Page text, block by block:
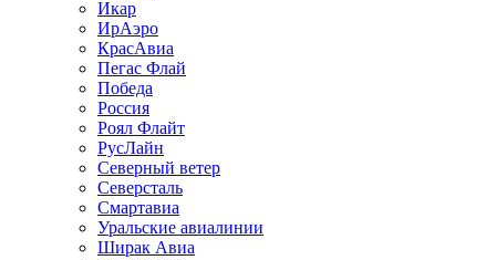
Икар
ИрАэро
КрасАвиа
Пегас Флай
Победа
Россия
Роял Флайт
РусЛайн
Северный ветер
Северсталь
Смартавиа
Уральские авиалинии
Ширак Авиа